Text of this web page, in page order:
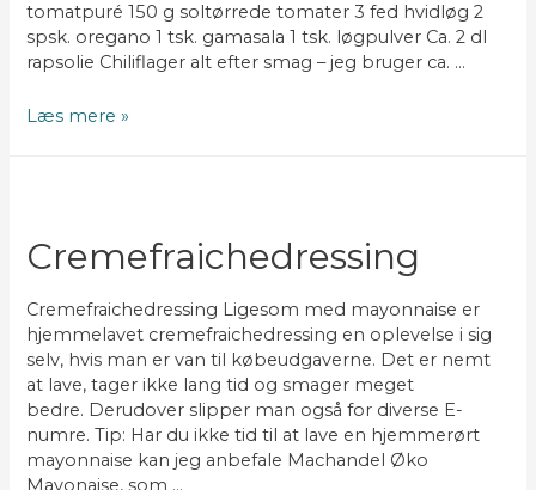
tomatpuré 150 g soltørrede tomater 3 fed hvidløg 2
spsk. oregano 1 tsk. gamasala 1 tsk. løgpulver Ca. 2 dl
rapsolie Chiliflager alt efter smag – jeg bruger ca. …
Chilidressing
Læs mere »
Cremefraichedressing
Cremefraichedressing Ligesom med mayonnaise er
hjemmelavet cremefraichedressing en oplevelse i sig
selv, hvis man er van til købeudgaverne. Det er nemt
at lave, tager ikke lang tid og smager meget
bedre. Derudover slipper man også for diverse E-
numre. Tip: Har du ikke tid til at lave en hjemmerørt
mayonnaise kan jeg anbefale Machandel Øko
Mayonaise, som …